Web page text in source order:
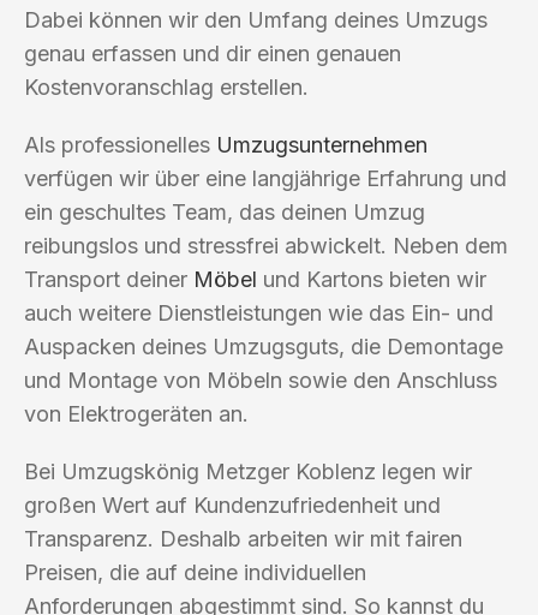
Dabei können wir den Umfang deines Umzugs
genau erfassen und dir einen genauen
Kostenvoranschlag erstellen.
Als professionelles Umzugsunternehmen
verfügen wir über eine langjährige Erfahrung und
ein geschultes Team, das deinen Umzug
reibungslos und stressfrei abwickelt. Neben dem
Transport deiner Möbel und Kartons bieten wir
auch weitere Dienstleistungen wie das Ein- und
Auspacken deines Umzugsguts, die Demontage
und Montage von Möbeln sowie den Anschluss
von Elektrogeräten an.
Bei Umzugskönig Metzger Koblenz legen wir
großen Wert auf Kundenzufriedenheit und
Transparenz. Deshalb arbeiten wir mit fairen
Preisen, die auf deine individuellen
Anforderungen abgestimmt sind. So kannst du